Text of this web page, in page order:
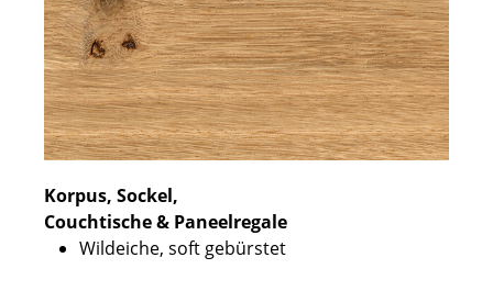
Korpus, Sockel,
Couchtische & Paneelregale
Wildeiche, soft gebürstet